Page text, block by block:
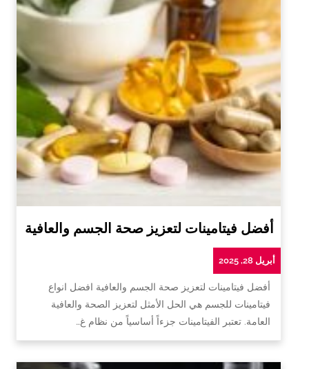
أفضل فيتامينات لتعزيز صحة الجسم والعافية
أبريل 28, 2025
أفضل فيتامينات لتعزيز صحة الجسم والعافية افضل انواع
فيتامينات للجسم هي الحل الأمثل لتعزيز الصحة والعافية
العامة. تعتبر الفيتامينات جزءاً أساسياً من نظام غ…